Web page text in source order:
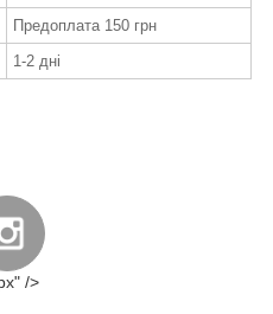
Предоплата 150 грн
1-2 дні
/>